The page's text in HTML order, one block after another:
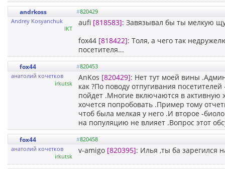
andrkoss #820429
Andrey Kosyanchuk
IKT
aufi [818583]: Завязывал бы ты мелкую
fox44 [818422]: Толя, а чего так
посетителя...
fox44 #820453
анатолий кочетков
irkutsk
AnKos [820429]: Нет тут моей вины
как ?По поводу отпугивания
пойдет .Многие включаются в активную
хочется попробовать .Пример тому
чтоб была мелкая у него .И второе -
на популяцию не влияет .Вопрос этот
fox44 #820458
анатолий кочетков
irkutsk
v-amigo [820395]: Илья ,ты ба зарегился